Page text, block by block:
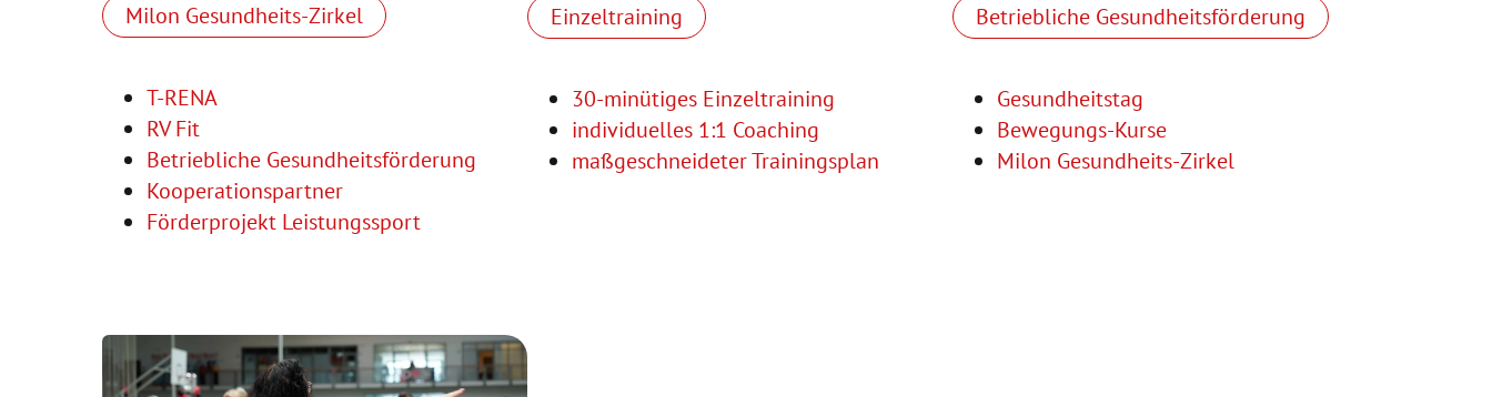
Milon Gesundheits-Zirkel
T-RENA
RV Fit
Betriebliche Gesundheitsförderung
Kooperationspartner
Förderprojekt Leistungssport
Einzeltraining
30-minütiges Einzeltraining
individuelles 1:1 Coaching
maßgeschneideter Trainingsplan
Betriebliche Gesundheitsförderung
Gesundheitstag
Bewegungs-Kurse
Milon Gesundheits-Zirkel